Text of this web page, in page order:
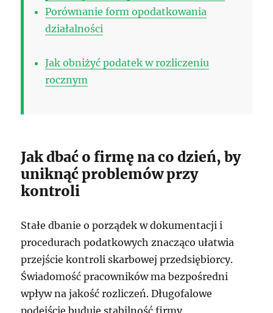
Porównanie form opodatkowania
działalności
Jak obniżyć podatek w rozliczeniu
rocznym
Jak dbać o firmę na co dzień, by
uniknąć problemów przy
kontroli
Stałe dbanie o porządek w dokumentacji i
procedurach podatkowych znacząco ułatwia
przejście kontroli skarbowej przedsiębiorcy.
Świadomość pracowników ma bezpośredni
wpływ na jakość rozliczeń. Długofalowe
podejście buduje stabilność firmy.